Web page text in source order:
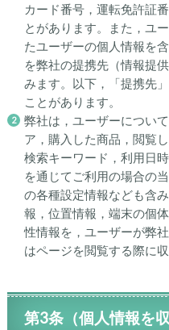
カード番号，運転免許証
とがあります。また，ユ
たユーザーの個人情報を
を弊社の提携先（情報提
みます。以下，「提携先
ことがあります。
弊社は，ユーザーについ
ア，購入した商品，閲覧
検索キーワード，利用日
を通じてご利用の場合の
の各種設定情報なども含
報，位置情報，端末の個
性情報を，ユーザーが弊
はページを閲覧する際に収
第3条（個人情報を